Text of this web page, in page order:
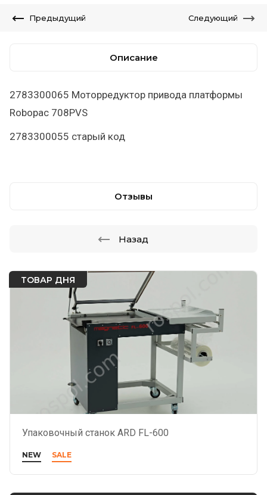
ТОВАР ДНЯ
Упаковочный станок ARD FL-600
NEW SALE
Предыдущий Следующий
Описание
2783300065 Моторредуктор привода платформы
Robopac 708PVS
2783300055 старый код
Отзывы
Назад